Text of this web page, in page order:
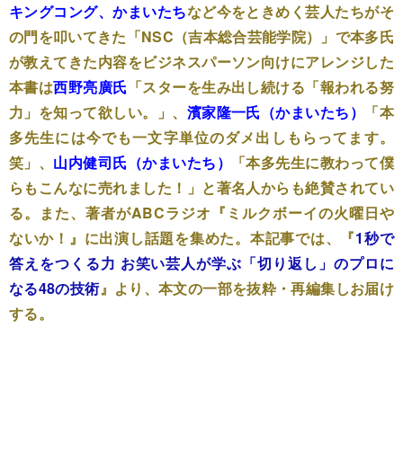
キングコング、かまいたちなど今をときめく芸人たちがそ
の門を叩いてきた「NSC（吉本総合芸能学院）」で本多氏
が教えてきた内容をビジネスパーソン向けにアレンジした
本書は西野亮廣氏 「スターを生み出し続ける「報われる努
力」を知って欲しい。」、 濱家隆一氏（かまいたち）
「本
多先生には今でも一文字単位のダメ出しもらってます。
笑」、 山内健司氏（かまいたち）
「本多先生に教わって僕
らもこんなに売れました！」と著名人からも絶賛されてい
る。また、著者がABCラジオ『ミルクボーイの火曜日や
ないか！』に出演し話題を集めた。本記事では、『1秒で
答えをつくる力 お笑い芸人が学ぶ「切り返し」のプロに
なる48の技術』より、本文の一部を抜粋・再編集しお届け
する。